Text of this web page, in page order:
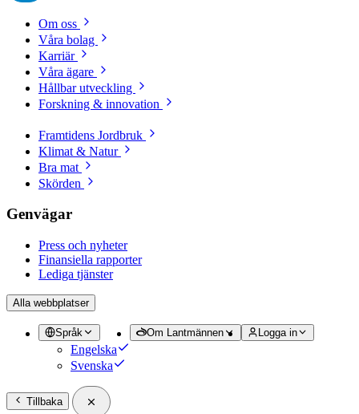
Om oss
Våra bolag
Karriär
Våra ägare
Hållbar utveckling
Forskning & innovation
Framtidens Jordbruk
Klimat & Natur
Bra mat
Skörden
Genvägar
Press och nyheter
Finansiella rapporter
Lediga tjänster
Alla webbplatser
Språk
Engelska
Svenska
Om Lantmännen Logga in
Tillbaka